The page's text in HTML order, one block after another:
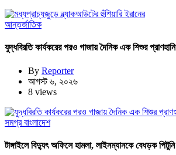
আন্তর্জাতিক
যুদ্ধবিরতি কার্যকরের পরও গাজায় দৈনিক এক শিশুর প্রাণহানি
By Reporter
আগস্ট ৬, ২০২৬
8 views
সমগ্র বাংলাদেশ
টাঙ্গাইলে বিদ্যুৎ অফিসে হামলা, লাইনম্যানকে বেধড়ক পিটুনি